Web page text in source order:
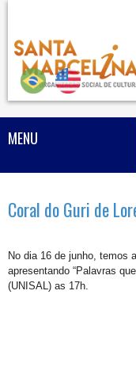
MENU
Coral do Guri de
No dia 16 de junho, temos
apresentando “Palavras
(UNISAL) as 17h.